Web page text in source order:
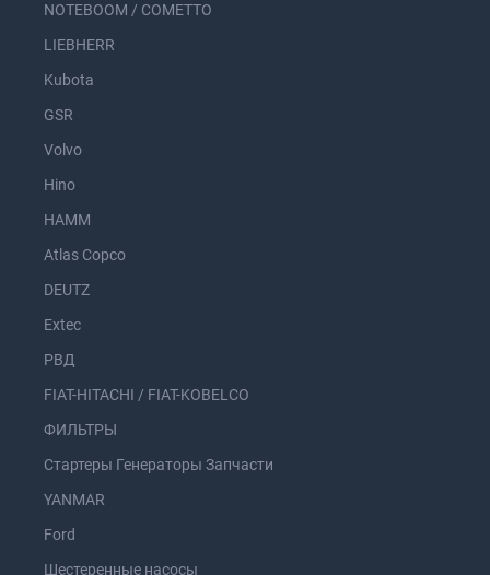
NOTEBOOM / COMETTO
LIEBHERR
Kubota
GSR
Volvo
Hino
HAMM
Atlas Copco
DEUTZ
Extec
РВД
FIAT-HITACHI / FIAT-KOBELCO
ФИЛЬТРЫ
Стартеры Генераторы Запчасти
YANMAR
Ford
Шестеренные насосы